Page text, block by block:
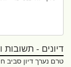
דיונים - תשובות
טרם נערך דיון סביב